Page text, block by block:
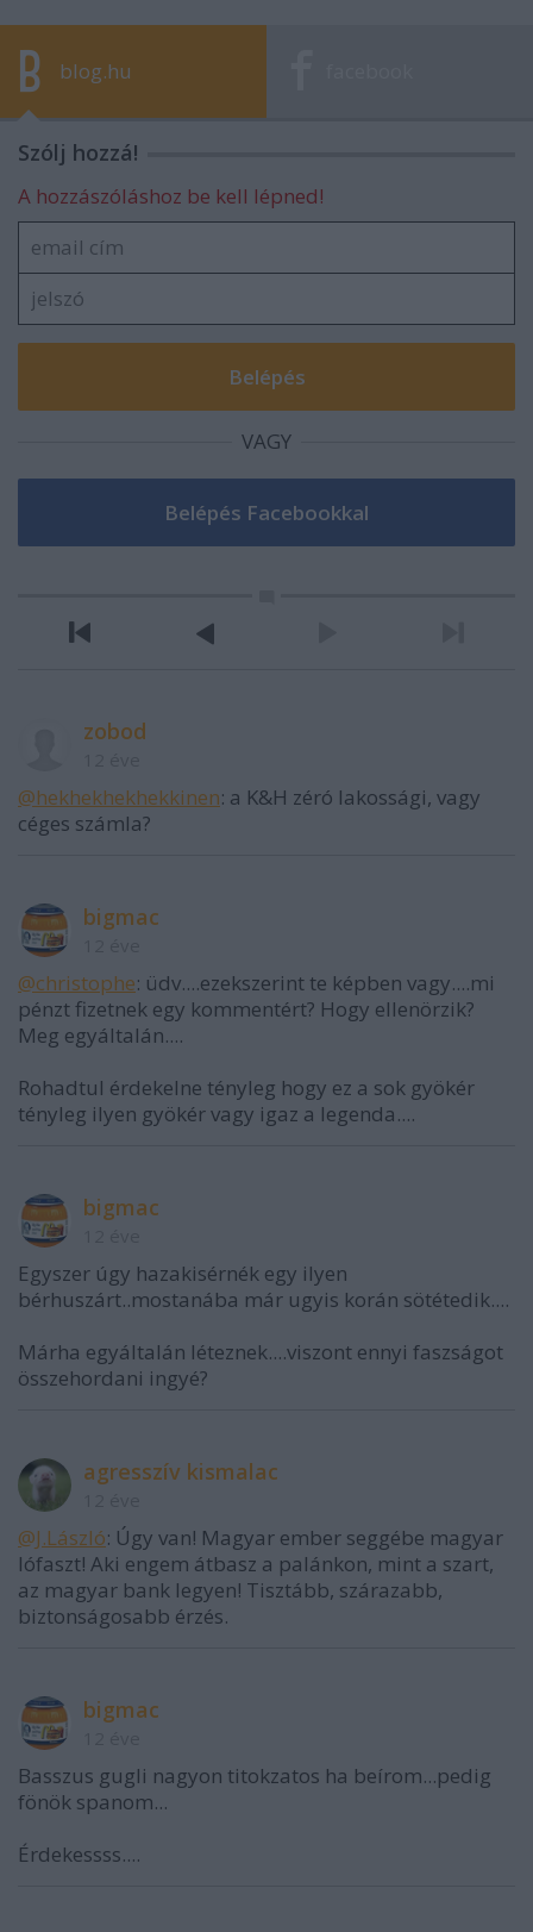
blog.hu
Szólj hozzá!
A hozzászóláshoz be kell lépned!
VAGY
zobod
@hekhekhekhekkinen: a K&H zéró lakossági, vagy
céges számla?
bigmac
@christophe: üdv....ezekszerint te képben vagy....mi
pénzt fizetnek egy kommentért? Hogy ellenörzik?
Meg egyáltalán....
Rohadtul érdekelne tényleg hogy ez a sok gyökér
tényleg ilyen gyökér vagy igaz a legenda....
bigmac
Egyszer úgy hazakisérnék egy ilyen
bérhuszárt..mostanába már ugyis korán sötétedik....
Márha egyáltalán léteznek....viszont ennyi faszságot
összehordani ingyé?
agresszív kismalac
@J.László: Úgy van! Magyar ember seggébe magyar
lófaszt! Aki engem átbasz a palánkon, mint a szart,
az magyar bank legyen! Tisztább, szárazabb,
biztonságosabb érzés.
bigmac
Basszus gugli nagyon titokzatos ha beírom...pedig
fönök spanom...
Érdekessss....